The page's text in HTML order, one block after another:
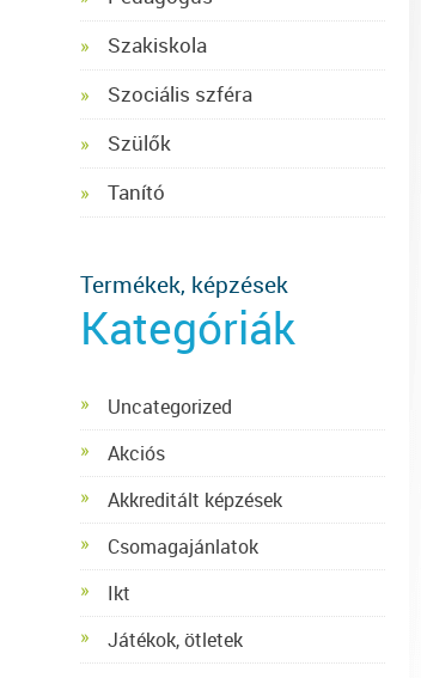
Szakiskola
Szociális szféra
Szülők
Tanító
Termékek, képzések
Kategóriák
Uncategorized
Akciós
Akkreditált képzések
Csomagajánlatok
Ikt
Játékok, ötletek